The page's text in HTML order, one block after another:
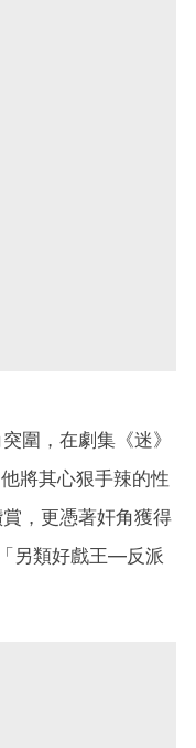
圍，在劇集《迷》
將其心狠手辣的性
，更憑著奸角獲得
另類好戲王—反派